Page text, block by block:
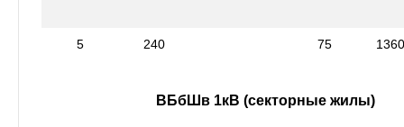
5 240 75
ВБбШв 1кВ (секторные жилы)